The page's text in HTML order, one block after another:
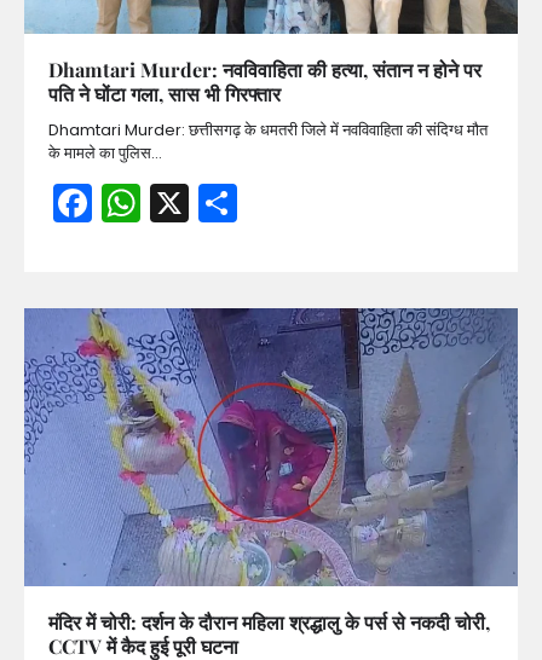
Dhamtari Murder: नवविवाहिता की हत्या, संतान न होने पर
पति ने घोंटा गला, सास भी गिरफ्तार
Dhamtari Murder: छत्तीसगढ़ के धमतरी जिले में नवविवाहिता की संदिग्ध मौत
के मामले का पुलिस…
Facebook
WhatsApp
X
मंदिर में चोरी: दर्शन के दौरान महिला श्रद्धालु के पर्स से नकदी चोरी,
CCTV में कैद हुई पूरी घटना